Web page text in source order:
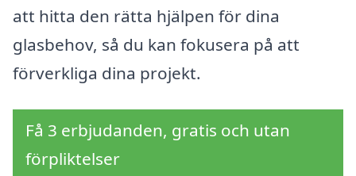
att hitta den rätta hjälpen för dina
glasbehov, så du kan fokusera på att
förverkliga dina projekt.
Få 3 erbjudanden, gratis och utan
förpliktelser